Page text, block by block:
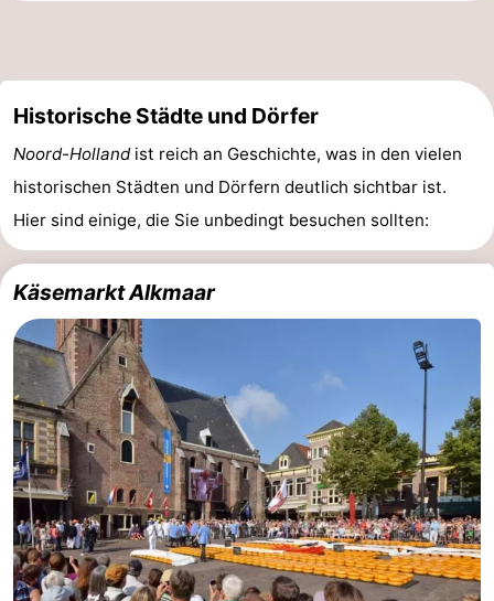
Historische Städte und Dörfer
Noord-Hollandist reich an Geschichte, was in den vielen
historischen Städten und Dörfern deutlich sichtbar ist.
Hier sind einige, die Sie unbedingt besuchen sollten:
Käsemarkt Alkmaar